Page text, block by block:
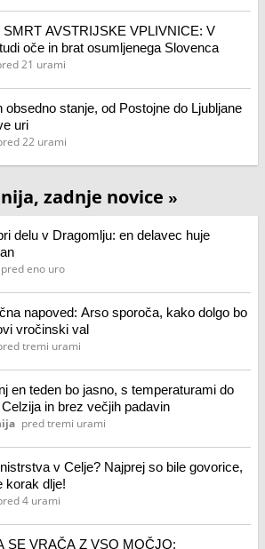
SMRT AVSTRIJSKE VPLIVNICE: V
oče in brat osumljenega Slovenca
21 urami
obsedno stanje, od Postojne do Ljubljane
uri
22 urami
zadnje novice »
delu v Dragomlju: en delavec huje
pred eno uro
napoved: Arso sporoča, kako dolgo bo
vročinski val
tremi urami
en teden bo jasno, s temperaturami do
in brez večjih padavin
pred tremi urami
v Celje? Najprej so bile govorice,
korak dlje!
4 urami
SE VRAČA Z VSO MOČJO: